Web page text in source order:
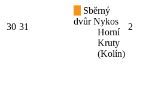
30 31
Sběrný
dvůr Nykos
Horní
Kruty
(Kolín)
2